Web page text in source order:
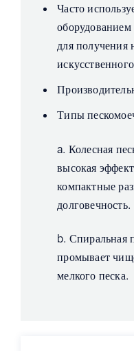
Часто
оборудованием
для получения
Типы
a. Колесная
высокая
компактные
долговечность.
b. Спиральная
промывает
мелкого песка.